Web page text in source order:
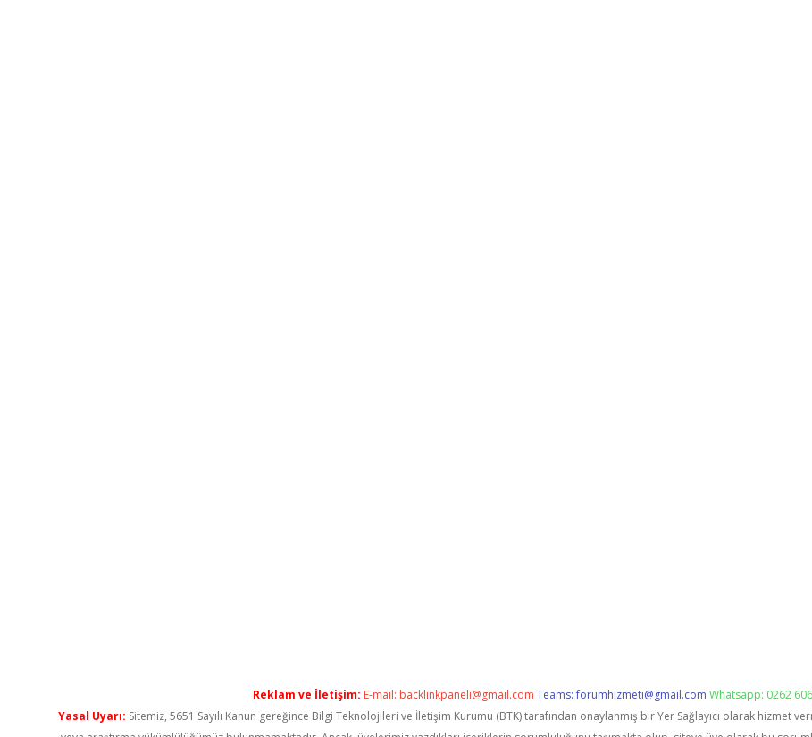
Reklam ve İletişim: E-mail: backlinkpaneli@gmail.com Teams:forumhizmeti@gmail.com Whatsapp: 0262
Yasal Uyarı: Sitemiz, 5651 Sayılı Kanun gereğince Bilgi Teknolojileri ve İletişim Kurumu (BTK) tarafından onaylanmış bir Yer Sağlayıcı olarak